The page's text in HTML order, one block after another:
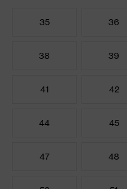
35 36
38 39
41 42
44 45
47 48